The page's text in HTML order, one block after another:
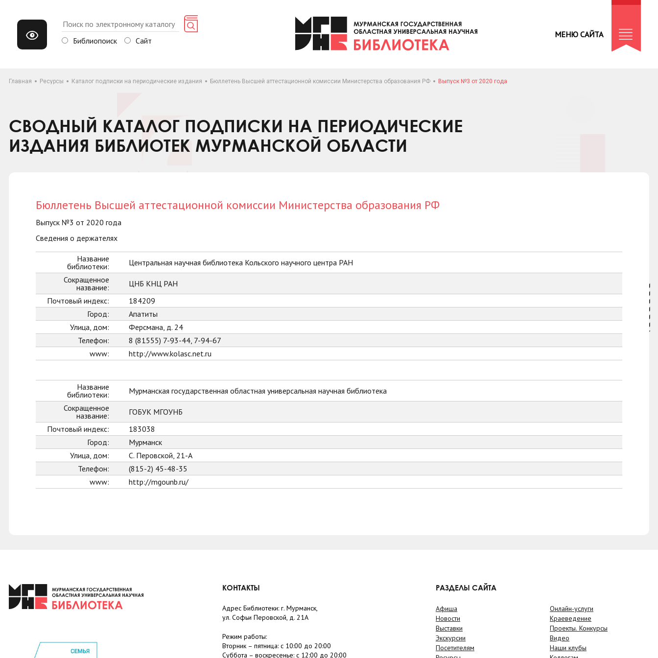
Библиопоиск Сайт
МЕНЮ САЙТА
Главная Ресурсы Каталог подписки на периодические издания Бюллетень Высшей аттестационной комиссии Министерства образования РФ Выпуск №3 от 2020 года
СВОДНЫЙ КАТАЛОГ ПОДПИСКИ НА ПЕРИОДИЧЕСКИЕ
ИЗДАНИЯ БИБЛИОТЕК МУРМАНСКОЙ ОБЛАСТИ
Бюллетень Высшей аттестационной комиссии Министерства образования РФ
Выпуск №3 от 2020 года
Сведения о держателях
Название
библиотеки:
Центральная научная библиотека Кольского научного центра РАН
Сокращенное
название:
ЦНБ КНЦ РАН
Почтовый индекс:
184209
Город:
Апатиты
Улица, дом:
Ферсмана, д. 24
Телефон:
8 (81555) 7-93-44, 7-94-67
www:
http://www.kolasc.net.ru
Название
библиотеки:
Мурманская государственная областная универсальная научная библиотека
Сокращенное
название:
ГОБУК МГОУНБ
Почтовый индекс:
183038
Город:
Мурманск
Улица, дом:
С. Перовской, 21-А
Телефон:
(815-2) 45-48-35
www:
http://mgounb.ru/
КОНТАКТЫ
Адрес Библиотеки: г. Мурманск,
ул. Софьи Перовской, д. 21А
Режим работы:
Вторник – пятница: с 10:00 до 20:00
Суббота – воскресенье: c 12:00 до 20:00
РАЗДЕЛЫ САЙТА
Афиша
Новости
Выставки
Экскурсии
Посетителям
Онлайн-услуги
Краеведение
Проекты. Конкурсы
Видео
Наши клубы